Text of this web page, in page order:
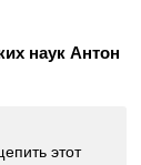
наук Антон
этот